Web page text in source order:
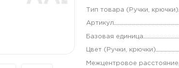
Тип товара (Ручки, крючки)
Артикул
Базовая единица
Цвет (Ручки, крючки)
Межцентровое